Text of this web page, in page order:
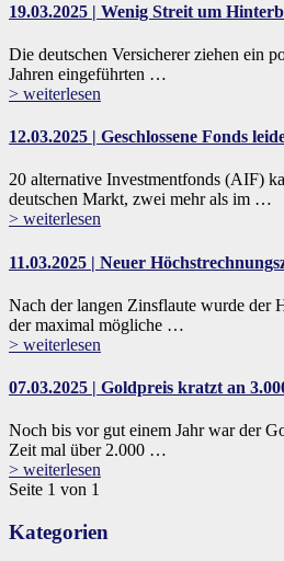
19.03.2025 | Wenig Streit um
Die deutschen Versicherer ziehen ein
Jahren eingeführten …
> weiterlesen
12.03.2025 | Geschlossene Fonds
20 alternative Investmentfonds (AIF)
deutschen Markt, zwei mehr als im …
> weiterlesen
11.03.2025 | Neuer
Nach der langen Zinsflaute wurde der
der maximal mögliche …
> weiterlesen
07.03.2025 | Goldpreis kratzt an
Noch bis vor gut einem Jahr war der
Zeit mal über 2.000 …
> weiterlesen
Seite 1 von 1
Kategorien